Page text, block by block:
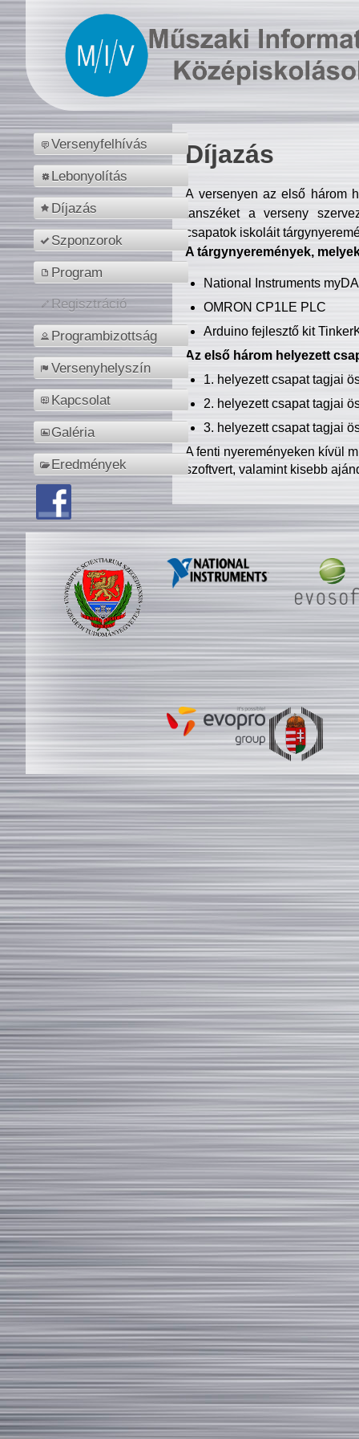
Versenyfelhívás
Lebonyolítás
Díjazás
Szponzorok
Program
Regisztráció
Programbizottság
Versenyhelyszín
Kapcsolat
Galéria
Eredmények
Díjazás
A versenyen az első három
tanszéket a verseny
csapatok iskoláit
A tárgynyeremények,
National Instruments
OMRON CP1LE PLC
Arduino fejlesztő kit
Az első három helyezett
1. helyezett csapat tagjai
2. helyezett csapat tagjai
3. helyezett csapat tagjai
A fenti nyereményeken kívül
szoftvert, valamint kisebb